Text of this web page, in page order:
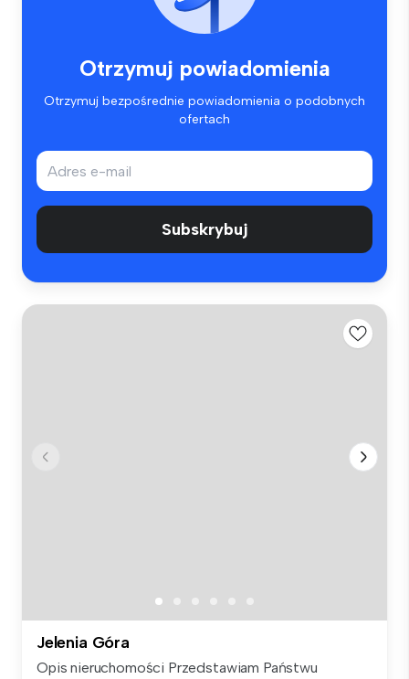
Otrzymuj powiadomienia
Otrzymuj bezpośrednie powiadomienia o podobnych
ofertach
Subskrybuj
Jelenia Góra
Opis nieruchomości Przedstawiam Państwu